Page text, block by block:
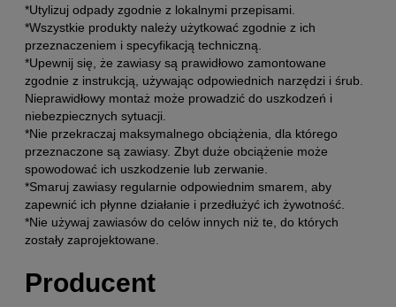
*Utylizuj odpady zgodnie z lokalnymi przepisami.
*Wszystkie produkty należy użytkować zgodnie z ich
przeznaczeniem i specyfikacją techniczną.
*Upewnij się, że zawiasy są prawidłowo zamontowane
zgodnie z instrukcją, używając odpowiednich narzędzi i śrub.
Nieprawidłowy montaż może prowadzić do uszkodzeń i
niebezpiecznych sytuacji.
*Nie przekraczaj maksymalnego obciążenia, dla którego
przeznaczone są zawiasy. Zbyt duże obciążenie może
spowodować ich uszkodzenie lub zerwanie.
*Smaruj zawiasy regularnie odpowiednim smarem, aby
zapewnić ich płynne działanie i przedłużyć ich żywotność.
*Nie używaj zawiasów do celów innych niż te, do których
zostały zaprojektowane.
Producent